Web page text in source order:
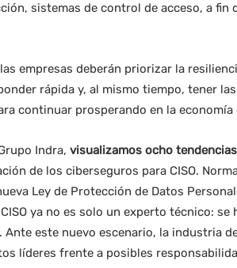
sistemas de control de acceso, a
empresas deberán priorizar la
rápida y, al mismo tiempo, tener
continuar prosperando en la
Indra, visualizamos ocho
de los ciberseguros para CISO.
Ley de Protección de Datos
ya no es solo un experto técnico:
este nuevo escenario, la industria
líderes frente a posibles